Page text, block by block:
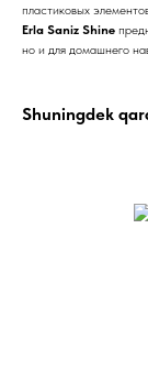
пластиковых
Erla Saniz Shine
но и для домашнего
Shuningdek